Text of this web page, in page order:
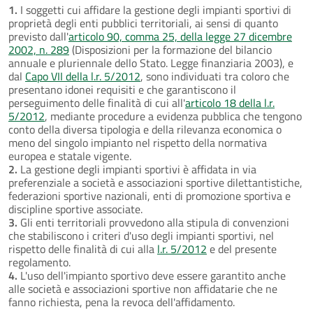
1. I soggetti cui affidare la gestione degli impianti sportivi di
proprietà degli enti pubblici territoriali, ai sensi di quanto
previsto dall'articolo 90, comma 25, della legge 27 dicembre
2002, n. 289(Disposizioni per la formazione del bilancio
annuale e pluriennale dello Stato. Legge finanziaria 2003), e
dal Capo VII della l.r. 5/2012, sono individuati tra coloro che
presentano idonei requisiti e che garantiscono il
perseguimento delle finalità di cui all'articolo 18 della l.r.
5/2012, mediante procedure a evidenza pubblica che tengono
conto della diversa tipologia e della rilevanza economica o
meno del singolo impianto nel rispetto della normativa
europea e statale vigente.
2. La gestione degli impianti sportivi è affidata in via
preferenziale a società e associazioni sportive dilettantistiche,
federazioni sportive nazionali, enti di promozione sportiva e
discipline sportive associate.
3. Gli enti territoriali provvedono alla stipula di convenzioni
che stabiliscono i criteri d'uso degli impianti sportivi, nel
rispetto delle finalità di cui alla l.r. 5/2012 e del presente
regolamento.
4. L'uso dell'impianto sportivo deve essere garantito anche
alle società e associazioni sportive non affidatarie che ne
fanno richiesta, pena la revoca dell'affidamento.